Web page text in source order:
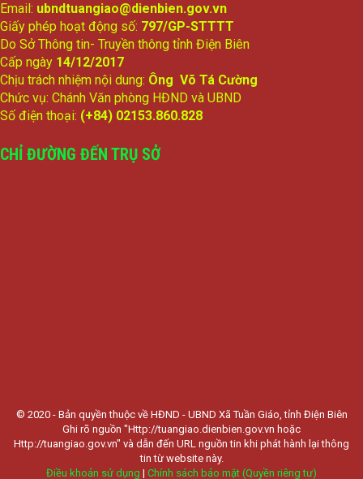
Email: ubndtuangiao@dienbien.gov.vn
Giấy phép hoạt động số: 797/GP-STTTT
Do Sở Thông tin- Truyền thông tỉnh Điện Biên
Cấp ngày 14/12/2017
Chịu trách nhiệm nội dung: Ông Võ Tá Cường
Chức vụ: Chánh Văn phòng HĐND và UBND
Số điện thoại: (+84) 02153.860.828
CHỈ ĐƯỜNG ĐẾN TRỤ SỞ
© 2020 - Bản quyền thuộc về HĐND - UBND Xã Tuần Giáo, tỉnh Điện Biên
Ghi rõ nguồn "Http://tuangiao.dienbien.gov.vn hoặc
Http://tuangiao.gov.vn" và dẫn đến URL nguồn tin khi phát hành lại thông
tin từ website này.
Điều khoản sử dụng | Chính sách bảo mật (Quyền riêng tư)